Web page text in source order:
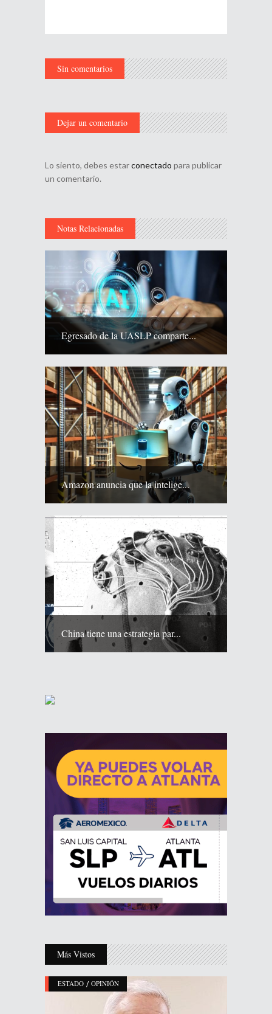
Sin comentarios
Dejar un comentario
Lo siento, debes estarconectado para publicar
un comentario.
Notas Relacionadas
Egresado de la UASLP comparte...
Amazon anuncia que la intelige...
China tiene una estrategia par...
Más Vistos
ESTADO / OPINIÓN